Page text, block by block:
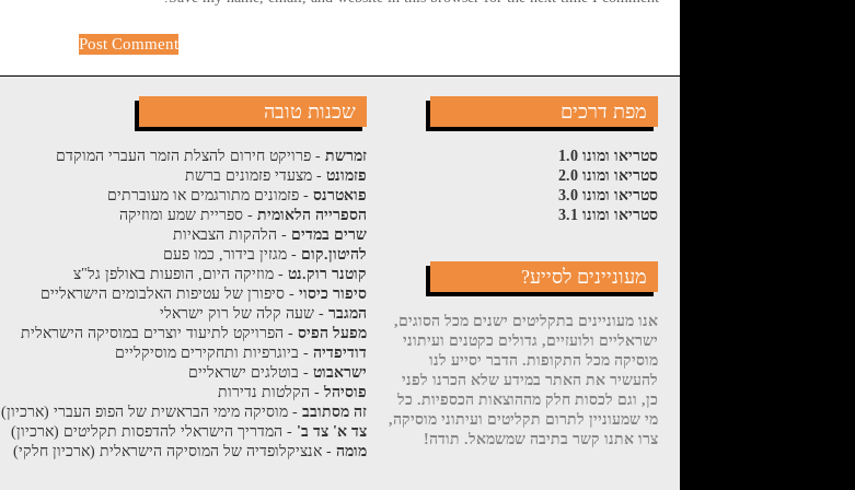
מפת דרכים
סטריאו ומונו 1.0
סטריאו ומונו 2.0
סטריאו ומונו 3.0
סטריאו ומונו 3.1
מעוניינים לסייע?
אנו מעוניינים בתקליטים ישנים מכל הסוגים,
ישראליים ולועזיים, גדולים כקטנים ועיתוני
מוסיקה מכל התקופות. הדבר יסייע לנו
להעשיר את האתר במידע שלא הכרנו לפני
כן, וגם לכסות חלק מההוצאות הכספיות. כל
מי שמעוניין לתרום תקליטים ועיתוני מוסיקה,
צרו אתנו קשר בתיבה שמשמאל. תודה!
שכנות טובה
זמרשת- פרויקט חירום להצלת הזמר העברי המוקדם
פזמונט- מצעדי פזמונים ברשת
פואטרנס- פזמונים מתורגמים או מעוברתים
הספרייה הלאומית- ספריית שמע ומוזיקה
שרים במדים - הלהקות הצבאיות
להיטון.קום - מגזין בידור, כמו פעם
קוטנר רוק.נט- מוזיקה היום, הופעות באולפן גל"צ
סיפור כיסוי- סיפורן של עטיפות האלבומים הישראליים
המגבר- שעה קלה של רוק ישראלי
מפעל הפיס- הפרויקט לתיעוד יוצרים במוסיקה הישראלית
דודיפדיה- ביוגרפיות ותחקירים מוסיקליים
ישראבוט- בוטלגים ישראליים
פוסיהל- הקלטות נדירות
זה מסתובב- מוסיקה מימי הבראשית של הפופ העברי (ארכיון)
צד א' צד ב' - המדריך הישראלי להדפסות תקליטים (ארכיון)
מומה- אנציקלופדיה של המוסיקה הישראלית (ארכיון חלקי)